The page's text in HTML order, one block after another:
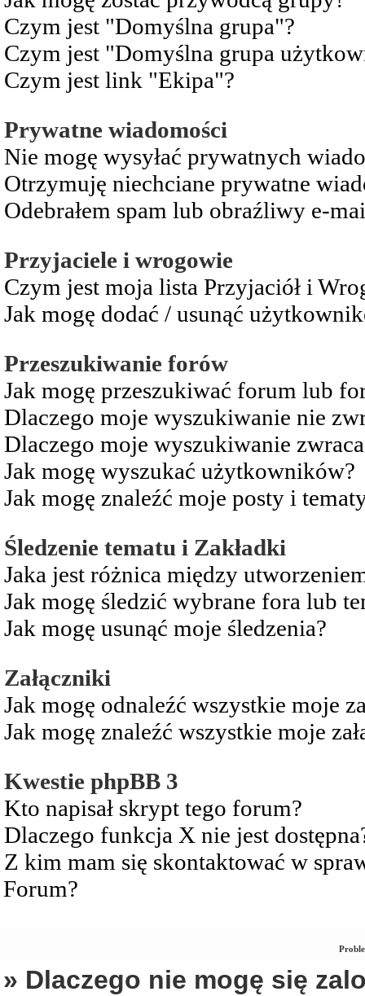
Czym jest "Domyślna grupa"?
Czym jest "Domyślna grupa
Czym jest link "Ekipa"?
Prywatne wiadomości
Nie mogę wysyłać prywatnych
Otrzymuję niechciane prywatne
Odebrałem spam lub obraźliwy e-
Przyjaciele i wrogowie
Czym jest moja lista Przyjaciół i
Jak mogę dodać / usunąć
Przeszukiwanie forów
Jak mogę przeszukiwać forum lub
Dlaczego moje wyszukiwanie nie
Dlaczego moje wyszukiwanie
Jak mogę wyszukać użytkowników?
Jak mogę znaleźć moje posty i
Śledzenie tematu i Zakładki
Jaka jest różnica między
Jak mogę śledzić wybrane fora lub
Jak mogę usunąć moje śledzenia?
Załączniki
Jak mogę odnaleźć wszystkie moje
Jak mogę znaleźć wszystkie moje
Kwestie phpBB 3
Kto napisał skrypt tego forum?
Dlaczego funkcja X nie jest
Z kim mam się skontaktować w
Forum?
» Dlaczego nie mogę się